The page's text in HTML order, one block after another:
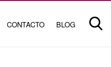
CONTACTO BLOG